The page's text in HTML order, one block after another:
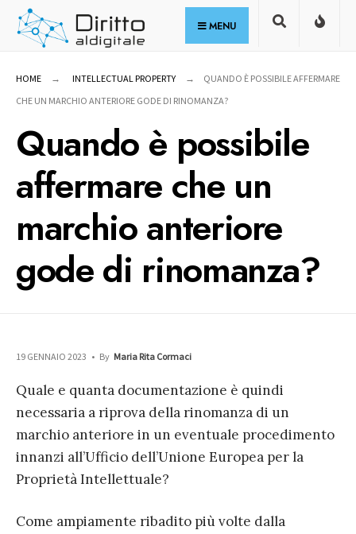
Skip
MENU
HOME INTELLECTUAL PROPERTY
QUANDO È POSSIBILE AFFERMARE
CHE UN MARCHIO ANTERIORE GODE DI RINOMANZA?
Quando è possibile
affermare che un
marchio anteriore
gode di rinomanza?
19 GENNAIO 2023 • By Maria Rita Cormaci
Quale e quanta documentazione è quindi
necessaria a riprova della rinomanza di un
marchio anteriore in un eventuale procedimento
innanzi all’Ufficio dell’Unione Europea per la
Proprietà Intellettuale?
Come ampiamente ribadito più volte dalla